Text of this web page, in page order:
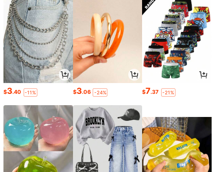
$3.40 -11% $3.06 -24% $7.37 -21%